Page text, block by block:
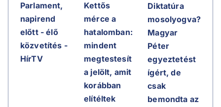
Parlament,
napirend
előtt - élő
közvetítés -
HírTV
Kettős
mérce a
hatalomban:
mindent
megtestesít
a jelölt, amit
korábban
elítéltek
Diktatúra
mosolyogva?
Magyar
Péter
egyeztetést
ígért, de
csak
bemondta az